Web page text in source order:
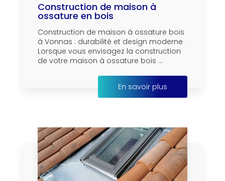
Construction de maison à
ossature en bois
Construction de maison à ossature bois
à Vonnas : durabilité et design moderne
Lorsque vous envisagez la construction
de votre maison à ossature bois ...
En savoir plus